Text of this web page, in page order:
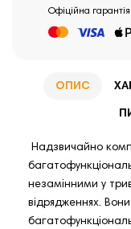
Офіційна
ОПИС
Надзвичайно
незамінними у
відрядженнях.